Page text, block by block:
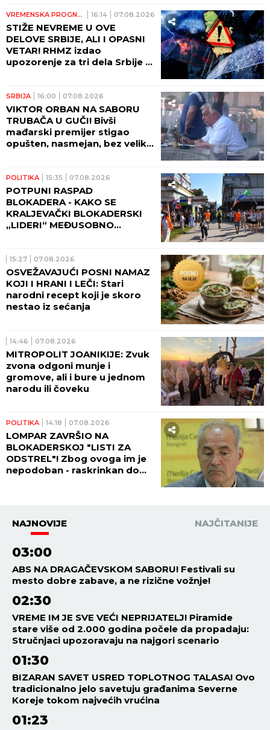
VREMENSKA PROGNOZA 16:14 07.08.2026
STIŽE NEVREME U OVE
DELOVE SRBIJE, ALI I OPASNI
VETAR! RHMZ izdao
upozorenje za tri dela Srbije -
SRBIJA 16:00 07.08.2026
VIKTOR ORBAN NA SABORU
TRUBAČA U GUČI! Bivši
mađarski premijer stigao
opušten, nasmejan, bez velike
POLITIKA 15:35 07.08.2026
POTPUNI RASPAD
BLOKADERA - KAKO SE
KRALJEVAČKI BLOKADERSKI
„LIDERI“ MEĐUSOBNO
15:27 07.08.2026
OSVEŽAVAJUĆI POSNI NAMAZ
KOJI I HRANI I LEČI: Stari
narodni recept koji je skoro
nestao iz sećanja
14:46 07.08.2026
MITROPOLIT JOANIKIJE: Zvuk
zvona odgoni munje i
gromove, ali i bure u jednom
narodu ili čoveku
POLITIKA 14:18 07.08.2026
LOMPAR ZAVRŠIO NA
BLOKADERSKOJ "LISTI ZA
ODSTREL"! Zbog ovoga im je
nepodoban - raskrinkan do
NAJNOVIJE NAJČITANIJE
03:00
ABS NA DRAGAČEVSKOM SABORU! Festivali su
mesto dobre zabave, a ne rizične vožnje!
02:30
VREME IM JE SVE VEĆI NEPRIJATELJ! Piramide
stare više od 2.000 godina počele da propadaju:
Stručnjaci upozoravaju na najgori scenario
01:30
BIZARAN SAVET USRED TOPLOTNOG TALASA! Ovo
tradicionalno jelo savetuju građanima Severne
Koreje tokom najvećih vrućina
01:23